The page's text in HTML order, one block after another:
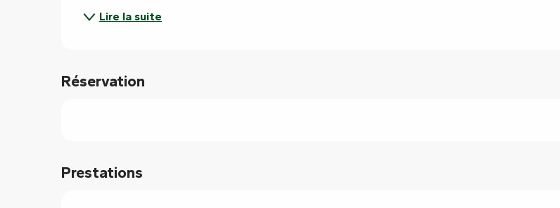
Lire la suite
Réservation
Prestations